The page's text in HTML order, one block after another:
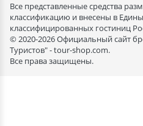
Все представленные средства
классификацию и внесены в
классифицированных гостиниц
© 2020-2026 Официальный сайт
Туристов" - tour-shop.com.
Все права защищены.